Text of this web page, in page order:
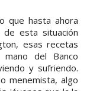
que hasta ahora
de esta situación
esas recetas
del Banco
y sufriendo.
menemista, algo